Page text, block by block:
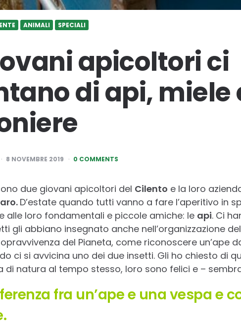
ANIMALI SPECIALI
apicoltori ci
di api, miele
8 NOVEMBRE 2019 0 COMMENTS
due giovani apicoltori del Cilento e la loro
D’estate quando tutti vanno a fare l’aperitivo in
alle loro fondamentali e piccole amiche: le api. Ci
gli abbiano insegnato anche nell’organizzazione
del Pianeta, come riconoscere un’ape
ci si avvicina uno dei due insetti. Gli ho chiesto di
di natura al tempo stesso, loro sono felici e –
fra un’ape e una vespa e